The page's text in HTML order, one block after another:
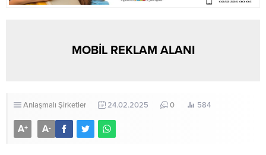
MOBİL REKLAM ALANI
Anlaşmalı Şirketler 24.02.2025 0 584
A+ A-